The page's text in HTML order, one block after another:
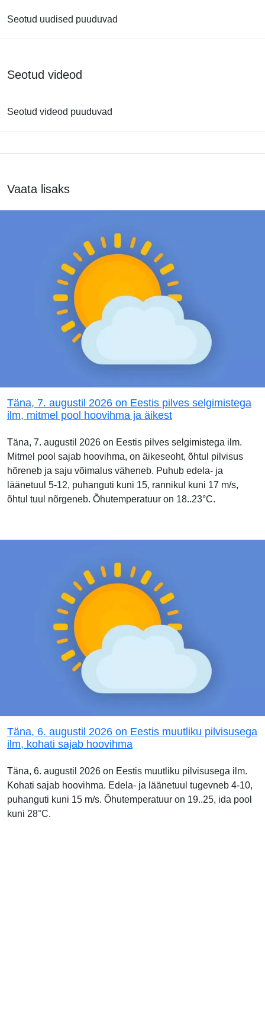
Seotud uudised puuduvad
Seotud videod
Seotud videod puuduvad
Vaata lisaks
Täna, 7. augustil 2026 on Eestis pilves selgimistega
ilm, mitmel pool hoovihma ja äikest
Täna, 7. augustil 2026 on Eestis pilves selgimistega ilm.
Mitmel pool sajab hoovihma, on äikeseoht, õhtul pilvisus
hõreneb ja saju võimalus väheneb. Puhub edela- ja
läänetuul 5-12, puhanguti kuni 15, rannikul kuni 17 m/s,
õhtul tuul nõrgeneb. Õhutemperatuur on 18..23°C.
Täna, 6. augustil 2026 on Eestis muutliku pilvisusega
ilm, kohati sajab hoovihma
Täna, 6. augustil 2026 on Eestis muutliku pilvisusega ilm.
Kohati sajab hoovihma. Edela- ja läänetuul tugevneb 4-10,
puhanguti kuni 15 m/s. Õhutemperatuur on 19..25, ida pool
kuni 28°C.